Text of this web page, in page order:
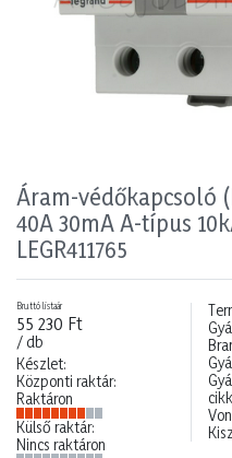
Áram-védőkapcsoló
40A 30mA A-típus
LEGR411765
Bruttó listaár
55 230 Ft
/ db
Készlet:
Központi raktár:
Raktáron
Külső raktár:
Nincs raktáron